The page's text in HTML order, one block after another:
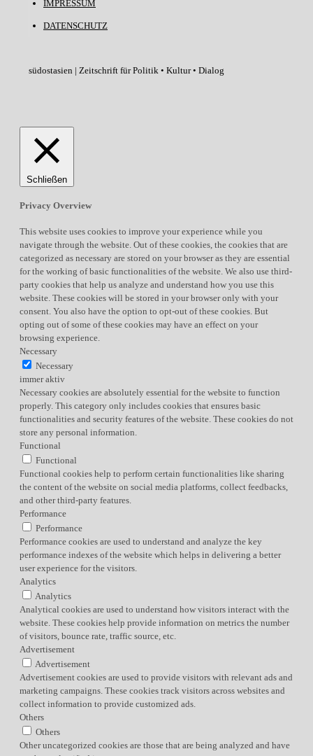
IMPRESSUM
DATENSCHUTZ
südostasien | Zeitschrift für Politik • Kultur • Dialog
Schließen
Privacy Overview
This website uses cookies to improve your experience while you
navigate through the website. Out of these cookies, the cookies that are
categorized as necessary are stored on your browser as they are essential
for the working of basic functionalities of the website. We also use third-
party cookies that help us analyze and understand how you use this
website. These cookies will be stored in your browser only with your
consent. You also have the option to opt-out of these cookies. But
opting out of some of these cookies may have an effect on your
browsing experience.
Necessary
Necessary
immer aktiv
Necessary cookies are absolutely essential for the website to function
properly. This category only includes cookies that ensures basic
functionalities and security features of the website. These cookies do not
store any personal information.
Functional
Functional
Functional cookies help to perform certain functionalities like sharing
the content of the website on social media platforms, collect feedbacks,
and other third-party features.
Performance
Performance
Performance cookies are used to understand and analyze the key
performance indexes of the website which helps in delivering a better
user experience for the visitors.
Analytics
Analytics
Analytical cookies are used to understand how visitors interact with the
website. These cookies help provide information on metrics the number
of visitors, bounce rate, traffic source, etc.
Advertisement
Advertisement
Advertisement cookies are used to provide visitors with relevant ads and
marketing campaigns. These cookies track visitors across websites and
collect information to provide customized ads.
Others
Others
Other uncategorized cookies are those that are being analyzed and have